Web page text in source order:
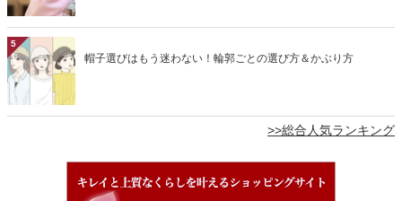
5
帽子選びはもう迷わない！輪郭ごとの選び方＆かぶり方
>>総合人気ランキング